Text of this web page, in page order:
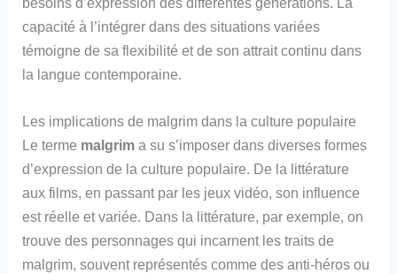
capacité à l’intégrer dans des situations variées
témoigne de sa flexibilité et de son attrait continu dans
la langue contemporaine.
Les implications de malgrim dans la culture populaire
Le terme malgrim a su s’imposer dans diverses formes
d’expression de la culture populaire. De la littérature
aux films, en passant par les jeux vidéo, son influence
est réelle et variée. Dans la littérature, par exemple, on
trouve des personnages qui incarnent les traits de
malgrim, souvent représentés comme des anti-héros ou